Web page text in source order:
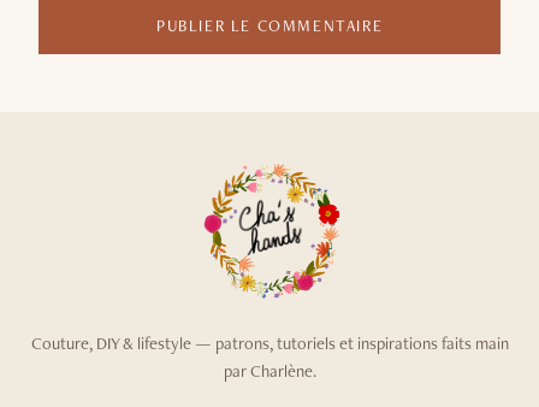
PUBLIER LE COMMENTAIRE
Couture, DIY & lifestyle — patrons, tutoriels et inspirations faits main
par Charlène.